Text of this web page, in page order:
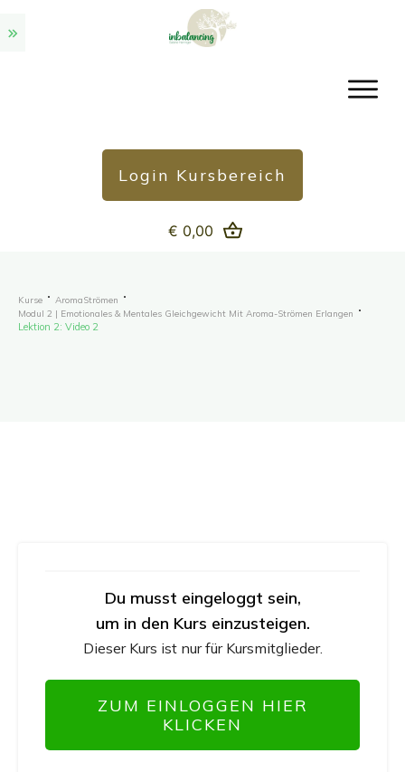
Login Kursbereich
€ 0,00
Kurse
AromaStrömen
Modul 2 | Emotionales & Mentales Gleichgewicht Mit Aroma-Strömen Erlangen
Lektion 2: Video 2
Du musst eingeloggt sein,
um in den Kurs einzusteigen.
Dieser Kurs ist nur für Kursmitglieder.
ZUM EINLOGGEN HIER
KLICKEN